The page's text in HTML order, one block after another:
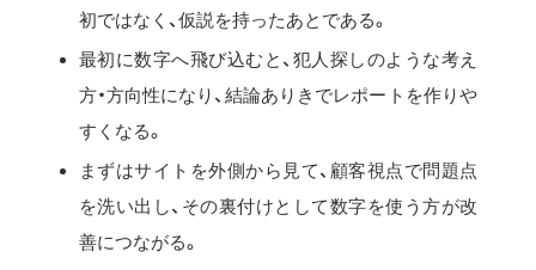
初ではなく、仮説を持ったあとである。
最初に数字へ飛び込むと、犯人探しのような考え
方・方向性になり、結論ありきでレポートを作りや
すくなる。
まずはサイトを外側から見て、顧客視点で問題点
を洗い出し、その裏付けとして数字を使う方が改
善につながる。